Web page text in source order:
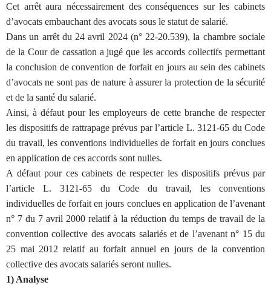
Cet arrêt aura nécessairement des conséquences sur les cabinets
d’avocats embauchant des avocats sous le statut de salarié.
Dans un arrêt du 24 avril 2024 (n° 22-20.539), la chambre sociale
de la Cour de cassation a jugé que les accords collectifs permettant
la conclusion de convention de forfait en jours au sein des cabinets
d’avocats ne sont pas de nature à assurer la protection de la sécurité
et de la santé du salarié.
Ainsi, à défaut pour les employeurs de cette branche de respecter
les dispositifs de rattrapage prévus par l’article L. 3121-65 du Code
du travail, les conventions individuelles de forfait en jours conclues
en application de ces accords sont nulles.
A défaut pour ces cabinets de respecter les dispositifs prévus par
l’article L. 3121-65 du Code du travail, les conventions
individuelles de forfait en jours conclues en application de l’avenant
n° 7 du 7 avril 2000 relatif à la réduction du temps de travail de la
convention collective des avocats salariés et de l’avenant n° 15 du
25 mai 2012 relatif au forfait annuel en jours de la convention
collective des avocats salariés seront nulles.
1) Analyse